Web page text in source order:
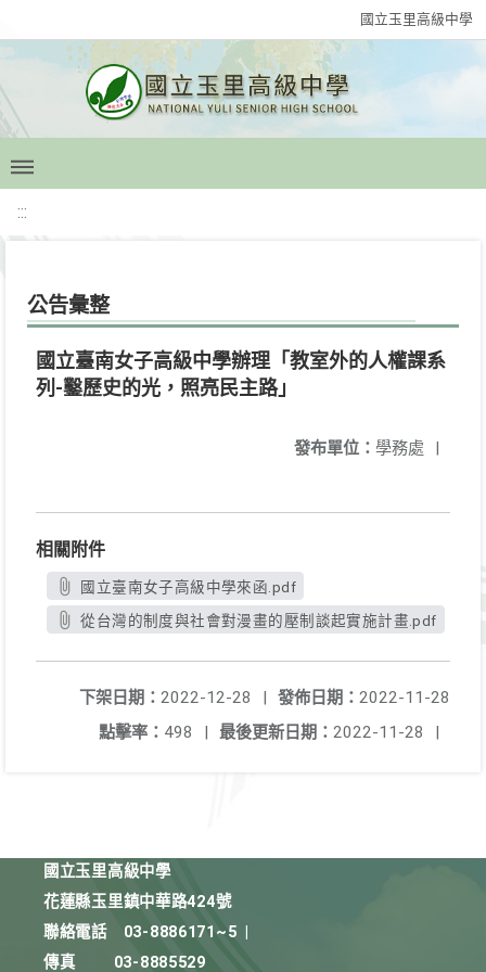
國立玉里高級中學
:::
公告彙整
國立臺南女子高級中學辦理「教室外的人權課系
列-鑿歷史的光，照亮民主路」
發布單位： 學務處 |
相關附件
國立臺南女子高級中學來函.pdf
從台灣的制度與社會對漫畫的壓制談起實施計畫.pdf
發佈日期： 2022-11-28
下架日期： 2022-12-28
|
最後更新日期： 2022-11-28 |
點擊率： 498 |
國立玉里高級中學
花蓮縣玉里鎮中華路424號
聯絡電話
03-8886171~5
傳真
03-8885529